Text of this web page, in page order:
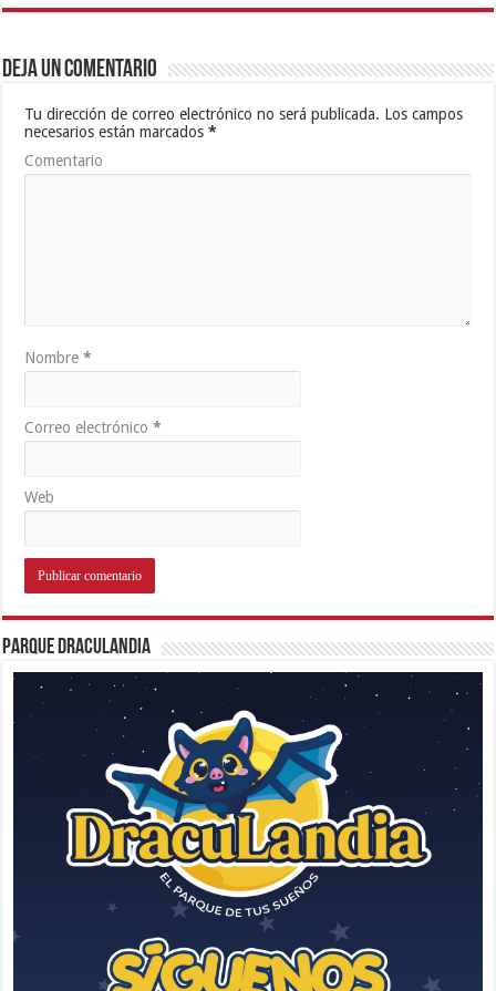
Deja un comentario
Tu dirección de correo electrónico no será publicada. Los campos
necesarios están marcados*
Comentario
Nombre*
Correo electrónico*
Web
Parque Draculandia